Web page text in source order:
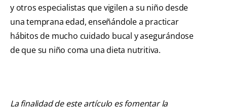
y otros especialistas que vigilen a su niño desde
una temprana edad, enseñándole a practicar
hábitos de mucho cuidado bucal y asegurándose
de que su niño coma una dieta nutritiva.
La finalidad de este artículo es fomentar la